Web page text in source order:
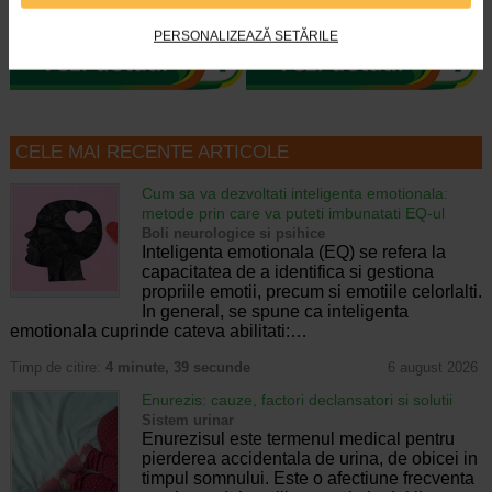
PERSONALIZEAZĂ SETĂRILE
CELE MAI RECENTE ARTICOLE
Cum sa va dezvoltati inteligenta emotionala:
metode prin care va puteti imbunatati EQ-ul
Boli neurologice si psihice
Inteligenta emotionala (EQ) se refera la
capacitatea de a identifica si gestiona
propriile emotii, precum si emotiile celorlalti.
In general, se spune ca inteligenta
emotionala cuprinde cateva abilitati:…
Timp de citire: 4 minute, 39 secunde 6 august 2026
Enurezis: cauze, factori declansatori si solutii
Sistem urinar
Enurezisul este termenul medical pentru
pierderea accidentala de urina, de obicei in
timpul somnului. Este o afectiune frecventa